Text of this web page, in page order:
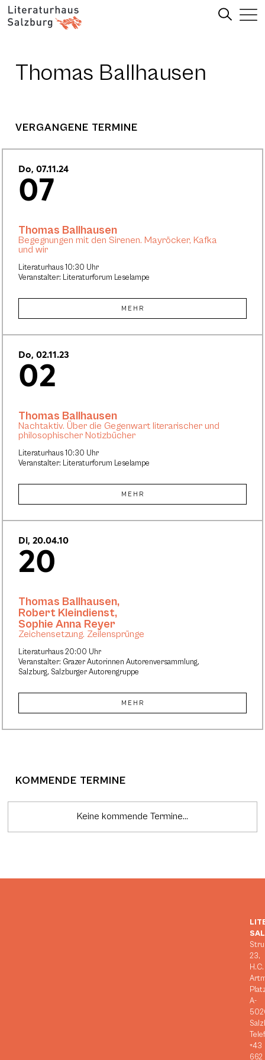
Thomas Ballhausen
VERGANGENE TERMINE
Do, 07.11.24
07
Literaturhaus 10:30 Uhr
Veranstalter: Literaturforum Leselampe
Thomas Ballhausen
Begegnungen mit den Sirenen. Mayröcker, Kafka
und wir
MEHR
Do, 02.11.23
02
Literaturhaus 10:30 Uhr
Veranstalter: Literaturforum Leselampe
Thomas Ballhausen
Nachtaktiv. Über die Gegenwart literarischer und
philosophischer Notizbücher
MEHR
Di, 20.04.10
20
Literaturhaus 20:00 Uhr
Veranstalter: Grazer Autorinnen Autorenversammlung,
Salzburg, Salzburger Autorengruppe
Thomas Ballhausen,
Robert Kleindienst,
Sophie Anna Reyer
Zeichensetzung. Zeilensprünge
MEHR
KOMMENDE TERMINE
Keine kommende Termine...
23,
H.C.
A-
+43
662